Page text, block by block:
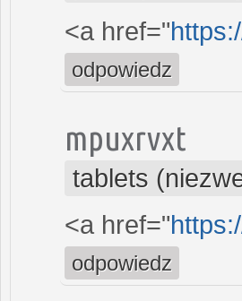
<a href="
odpowiedz
mpuxrvxt
tablets
<a href="
odpowiedz